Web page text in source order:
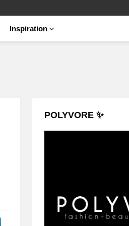
Inspiration
POLYVORE ✨